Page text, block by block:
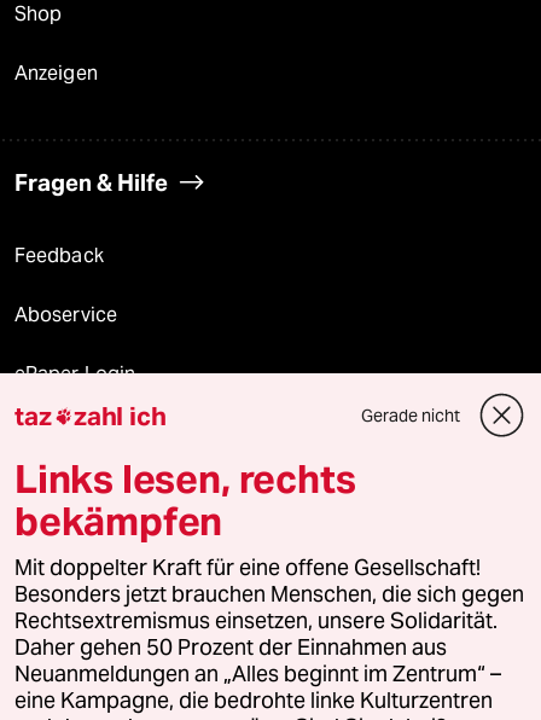
Shop
Anzeigen
Fragen & Hilfe
Feedback
Aboservice
ePaper Login
Downloads für Abonnierende
© 2026 taz Verlags und Vertriebs GmbH
Alle Rechte vorbehalten. Bei rechtlichen Fragen oder für Genehmigungen
wenden Sie sich bitte an
lizenzen@taz.de
Feedback Redaktionsstatut Kommune-Richtlinien
taz zahl ich Gerade nicht
Links lesen, rechts
bekämpfen
Mit doppelter Kraft für eine offene Gesellschaft!
Besonders jetzt brauchen Menschen, die sich gegen
Rechtsextremismus einsetzen, unsere Solidarität.
Daher gehen 50 Prozent der Einnahmen aus
Neuanmeldungen an „Alles beginnt im Zentrum“ –
eine Kampagne, die bedrohte linke Kulturzentren